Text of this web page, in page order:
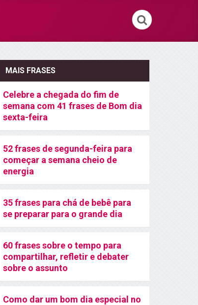
MAIS FRASES
Celebre a chegada do fim de
semana com 41 frases de Bom dia
sexta-feira
52 frases de segunda-feira para
começar a semana cheio de
energia
35 frases para chá de bebê para
se preparar para o grande dia
60 frases sobre o tempo para
compartilhar, refletir e debater
sobre o assunto
Como dar um bom dia especial no